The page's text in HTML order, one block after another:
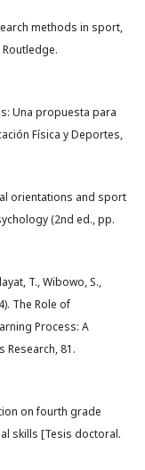
methods in sport,
Una propuesta para
Física y Deportes,
orientations and sport
(2nd ed., pp.
T., Wibowo, S.,
The Role of
Process: A
Research, 81.
on fourth grade
skills [Tesis doctoral.